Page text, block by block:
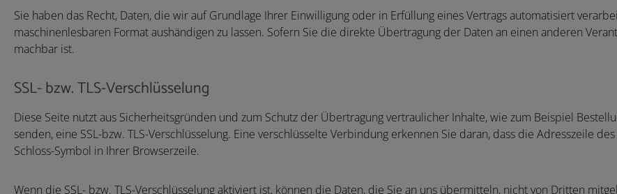
Sie haben das Recht, Daten, die wir auf Grundlage Ihrer Einwilligung oder in Erfüllung eines Vertrags automatisiert
maschinenlesbaren Format aushändigen zu lassen. Sofern Sie die direkte Übertragung der Daten an einen anderen
machbar ist.
SSL- bzw. TLS-Verschlüsselung
Diese Seite nutzt aus Sicherheitsgründen und zum Schutz der Übertragung vertraulicher Inhalte, wie zum Beispiel
senden, eine SSL-bzw. TLS-Verschlüsselung. Eine verschlüsselte Verbindung erkennen Sie daran, dass die Adresszeile
Schloss-Symbol in Ihrer Browserzeile.
Wenn die SSL- bzw. TLS-Verschlüsselung aktiviert ist, können die Daten, die Sie an uns übermitteln, nicht von Dritten